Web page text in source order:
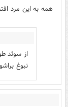
همه به این مرد
از سوئد
نبوغ